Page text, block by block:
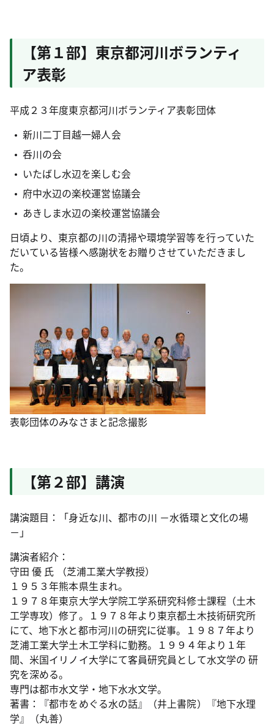
【第１部】東京都河川ボランティ
ア表彰
平成２３年度東京都河川ボランティア表彰団体
新川二丁目越一婦人会
呑川の会
いたばし水辺を楽しむ会
府中水辺の楽校運営協議会
あきしま水辺の楽校運営協議会
日頃より、東京都の川の清掃や環境学習等を行っていた
だいている皆様へ感謝状をお贈りさせていただきまし
た。
表彰団体のみなさまと記念撮影
【第２部】講演
講演題目：「身近な川、都市の川 －水循環と文化の場
－」
講演者紹介：
守田 優 氏 （芝浦工業大学教授）
１９５３年熊本県生まれ。
１９７８年東京大学大学院工学系研究科修士課程（土木
工学専攻）修了。１９７８年より東京都土木技術研究所
にて、地下水と都市河川の研究に従事。１９８７年より
芝浦工業大学土木工学科に勤務。１９９４年より１年
間、米国イリノイ大学にて客員研究員として水文学の 研
究を深める。
専門は都市水文学・地下水水文学。
著書：『都市をめぐる水の話』（井上書院）『地下水理
学』（丸善）